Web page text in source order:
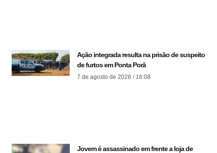
Ação integrada resulta na prisão de suspeito
de furtos em Ponta Porã
7 de agosto de 2026 16:08
Jovem é assassinado em frente a loja de